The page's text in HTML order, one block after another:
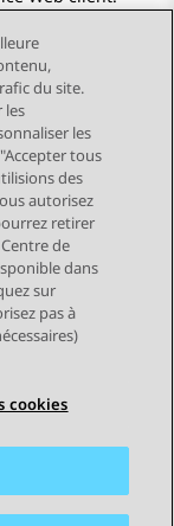
Sujet suivant
du site.
les
les
tous
des
autorisez
retirer
de
dans
sur
pas à
cookies